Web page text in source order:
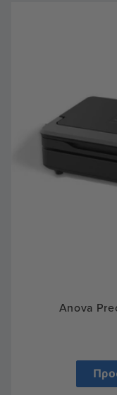
Anova